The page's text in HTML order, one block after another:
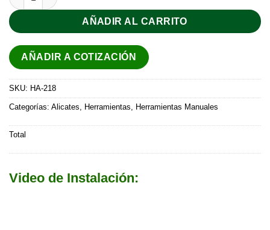
AÑADIR AL CARRITO
AÑADIR A COTIZACIÓN
SKU: HA-218
Categorías: Alicates, Herramientas, Herramientas Manuales
Total
Video de Instalación: